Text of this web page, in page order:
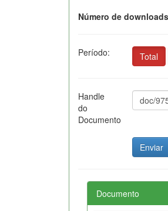
Número de
Período: Total
Handle
do
Documento
Documento